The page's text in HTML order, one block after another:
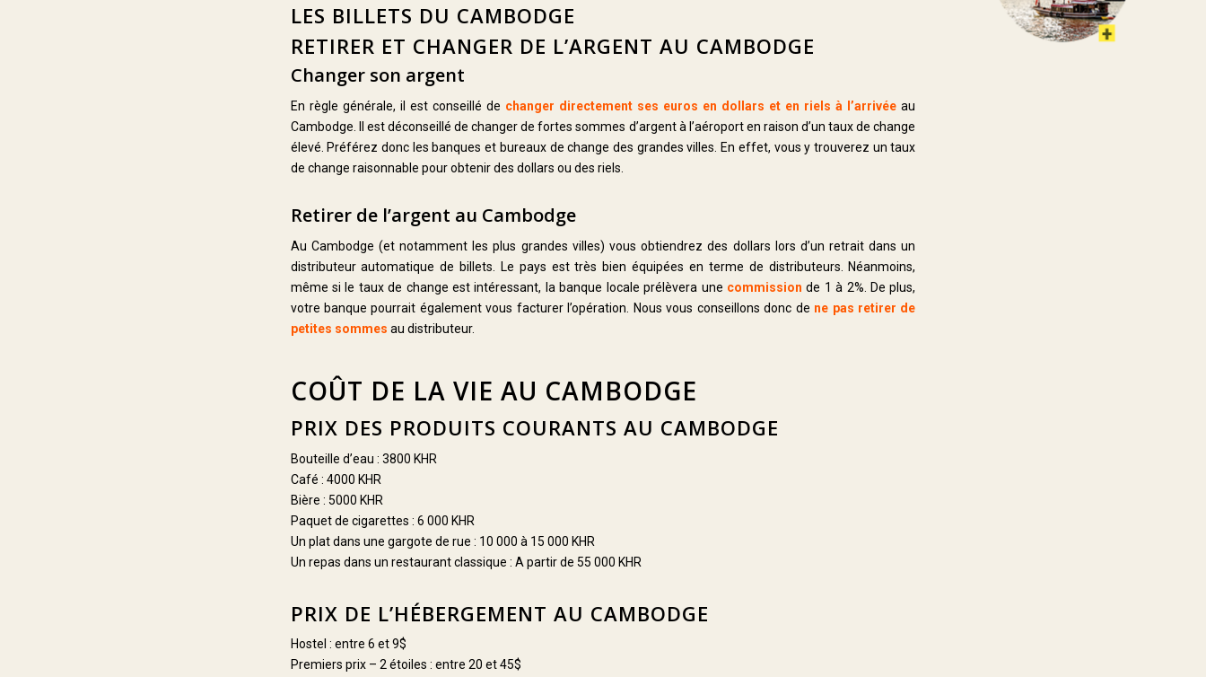
LES BILLETS DU CAMBODGE
RETIRER ET CHANGER DE L’ARGENT AU CAMBODGE
Changer son argent
En règle générale, il est conseillé de changer directement ses euros en dollars et en riels à l’arrivée au
Cambodge. Il est déconseillé de changer de fortes sommes d’argent à l’aéroport en raison d’un taux de change
élevé. Préférez donc les banques et bureaux de change des grandes villes. En effet, vous y trouverez un taux
de change raisonnable pour obtenir des dollars ou des riels.
Retirer de l’argent au Cambodge
Au Cambodge (et notamment les plus grandes villes) vous obtiendrez des dollars lors d’un retrait dans un
distributeur automatique de billets. Le pays est très bien équipées en terme de distributeurs. Néanmoins,
même si le taux de change est intéressant, la banque locale prélèvera une commission de 1 à 2%. De plus,
votre banque pourrait également vous facturer l’opération. Nous vous conseillons donc de ne pas retirer de
petites sommes au distributeur.
COÛT DE LA VIE AU CAMBODGE
PRIX DES PRODUITS COURANTS AU CAMBODGE
Bouteille d’eau : 3800 KHR
Café : 4000 KHR
Bière : 5000 KHR
Paquet de cigarettes : 6 000 KHR
Un plat dans une gargote de rue : 10 000 à 15 000 KHR
Un repas dans un restaurant classique : A partir de 55 000 KHR
PRIX DE L’HÉBERGEMENT AU CAMBODGE
Hostel : entre 6 et 9$
Premiers prix – 2 étoiles : entre 20 et 45$